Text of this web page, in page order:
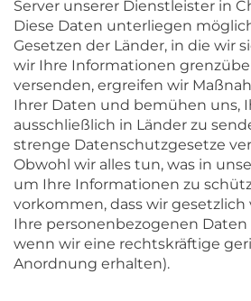
Server unserer Dienstleister in
Diese Daten unterliegen
Gesetzen der Länder, in die wir
wir Ihre Informationen
versenden, ergreifen wir
Ihrer Daten und bemühen uns,
ausschließlich in Länder zu
strenge Datenschutzgesetze
Obwohl wir alles tun, was in
um Ihre Informationen zu
vorkommen, dass wir
Ihre personenbezogenen Daten
wenn wir eine rechtskräftige
Anordnung erhalten).